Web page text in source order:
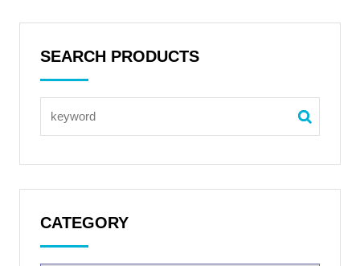
SEARCH PRODUCTS
CATEGORY